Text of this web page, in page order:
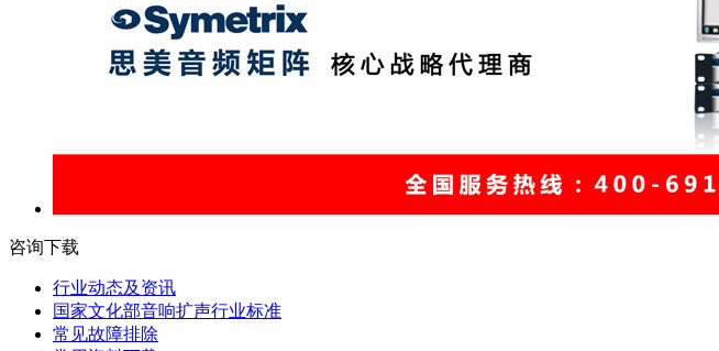
咨询下载
行业动态及资讯
国家文化部音响扩声行业标准
常见故障排除